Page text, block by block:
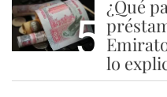
5
¿Qué
lo